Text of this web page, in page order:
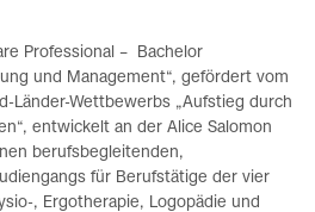
Professional – Bachelor
und Management“, gefördert vom
Länder-Wettbewerbs „Aufstieg durch
entwickelt an der Alice Salomon
berufsbegleitenden,
für Berufstätige der vier
, Ergotherapie, Logopädie und